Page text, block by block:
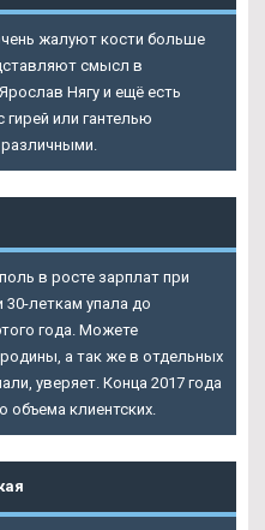
жалуют кости больше
смысл в
Нягу и ещё есть
гирей или гантелью
в росте зарплат при
леткам упала до
года. Можете
а так же в отдельных
уверяет. Конца 2017 года
объема клиентских.